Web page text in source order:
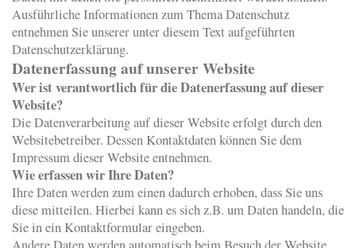
Ausführliche Informationen zum Thema Datenschutz
entnehmen Sie unserer unter diesem Text aufgeführten
Datenschutzerklärung.
Datenerfassung auf unserer Website
Wer ist verantwortlich für die Datenerfassung auf dieser
Website?
Die Datenverarbeitung auf dieser Website erfolgt durch den
Websitebetreiber. Dessen Kontaktdaten können Sie dem
Impressum dieser Website entnehmen.
Wie erfassen wir Ihre Daten?
Ihre Daten werden zum einen dadurch erhoben, dass Sie uns
diese mitteilen. Hierbei kann es sich z.B. um Daten handeln, die
Sie in ein Kontaktformular eingeben.